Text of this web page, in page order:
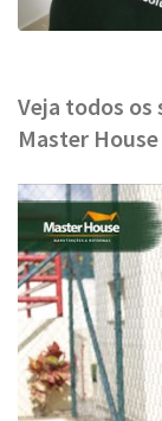
Veja todos os
Master